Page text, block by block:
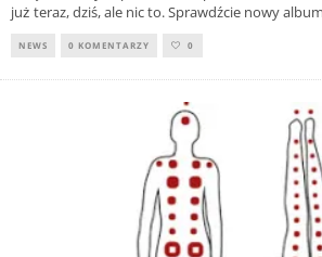
już teraz, dziś, ale nic to. Sprawdźcie nowy
NEWS 0 KOMENTARZY 0